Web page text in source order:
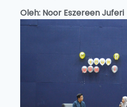
Oleh: Noor Eszereen Juferi